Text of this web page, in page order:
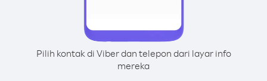
Pilih kontak di Viber dan telepon dari layar info
mereka